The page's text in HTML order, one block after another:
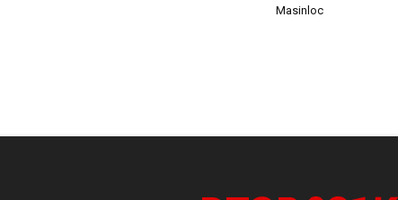
Masinloc